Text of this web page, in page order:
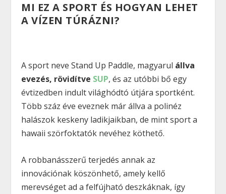
MI EZ A SPORT ÉS HOGYAN LEHET
A VÍZEN TÚRÁZNI?
A sport neve Stand Up Paddle, magyarul állva
evezés, rövidítve SUP, és az utóbbi bő egy
évtizedben indult világhódtó útjára sportként.
Több száz éve eveznek már állva a polinéz
halászok keskeny ladikjaikban, de mint sport a
hawaii szörfoktatók nevéhez köthető.
A robbanásszerű terjedés annak az
innovációnak köszönhető, amely kellő
merevséget ad a felfújható deszkáknak, így